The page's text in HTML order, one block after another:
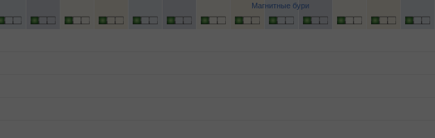
Магнитные бури